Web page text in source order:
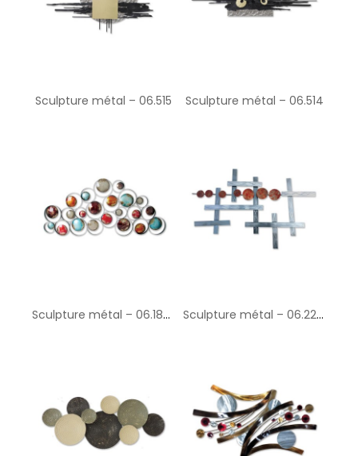
Sculpture métal – 06.515 Sculpture métal – 06.514
Sculpture métal – 06.183 – 64x140 cm Sculpture métal – 06.228 – 70x109 cm